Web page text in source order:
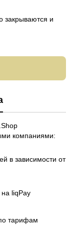
закрываются и
компаниями:
в зависимости от
liqPay
тарифам